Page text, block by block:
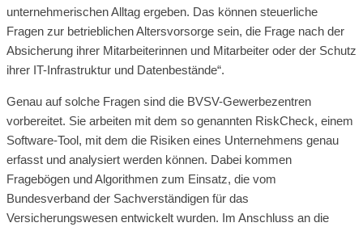
unternehmerischen Alltag ergeben. Das können steuerliche
Fragen zur betrieblichen Altersvorsorge sein, die Frage nach der
Absicherung ihrer Mitarbeiterinnen und Mitarbeiter oder der Schutz
ihrer IT-Infrastruktur und Datenbestände“.
Genau auf solche Fragen sind die BVSV-Gewerbezentren
vorbereitet. Sie arbeiten mit dem so genannten RiskCheck, einem
Software-Tool, mit dem die Risiken eines Unternehmens genau
erfasst und analysiert werden können. Dabei kommen
Fragebögen und Algorithmen zum Einsatz, die vom
Bundesverband der Sachverständigen für das
Versicherungswesen entwickelt wurden. Im Anschluss an die